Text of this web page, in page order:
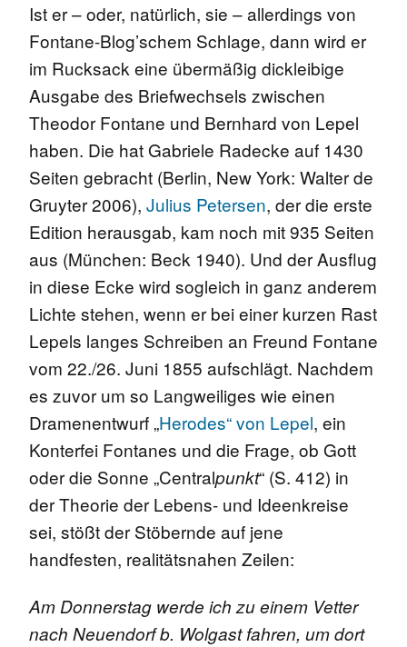
Ist er – oder, natürlich, sie – allerdings von
Fontane-Blog’schem Schlage, dann wird er
im Rucksack eine übermäßig dickleibige
Ausgabe des Briefwechsels zwischen
Theodor Fontane und Bernhard von Lepel
haben. Die hat Gabriele Radecke auf 1430
Seiten gebracht (Berlin, New York: Walter de
Gruyter 2006), Julius Petersen, der die erste
Edition herausgab, kam noch mit 935 Seiten
aus (München: Beck 1940). Und der Ausflug
in diese Ecke wird sogleich in ganz anderem
Lichte stehen, wenn er bei einer kurzen Rast
Lepels langes Schreiben an Freund Fontane
vom 22./26. Juni 1855 aufschlägt. Nachdem
es zuvor um so Langweiliges wie einen
Dramenentwurf „Herodes“ von Lepel, ein
Konterfei Fontanes und die Frage, ob Gott
oder die Sonne „Centralpunkt“ (S. 412) in
der Theorie der Lebens- und Ideenkreise
sei, stößt der Stöbernde auf jene
handfesten, realitätsnahen Zeilen:
Am Donnerstag werde ich zu einem Vetter
nach Neuendorf b. Wolgast fahren, um dort